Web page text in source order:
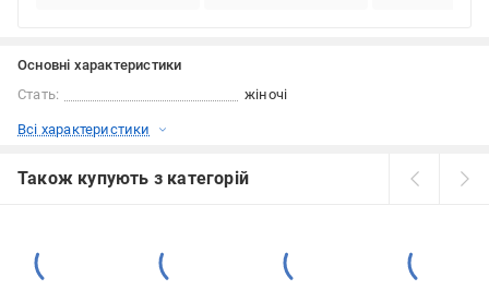
Основні характеристики
Стать:
жіночі
Всі характеристики
Також купують з категорій